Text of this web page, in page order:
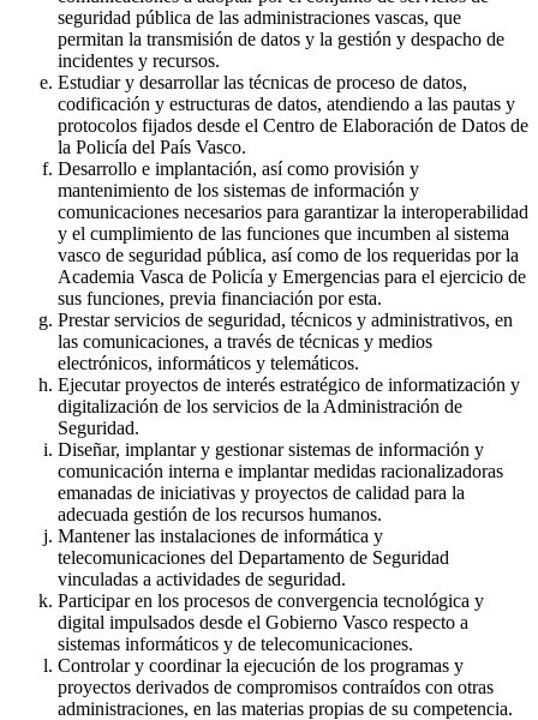
seguridad pública de las administraciones vascas, que
permitan la transmisión de datos y la gestión y despacho de
incidentes y recursos.
Estudiar y desarrollar las técnicas de proceso de datos,
codificación y estructuras de datos, atendiendo a las pautas y
protocolos fijados desde el Centro de Elaboración de Datos de
la Policía del País Vasco.
Desarrollo e implantación, así como provisión y
mantenimiento de los sistemas de información y
comunicaciones necesarios para garantizar la interoperabilidad
y el cumplimiento de las funciones que incumben al sistema
vasco de seguridad pública, así como de los requeridas por la
Academia Vasca de Policía y Emergencias para el ejercicio de
sus funciones, previa financiación por esta.
Prestar servicios de seguridad, técnicos y administrativos, en
las comunicaciones, a través de técnicas y medios
electrónicos, informáticos y telemáticos.
Ejecutar proyectos de interés estratégico de informatización y
digitalización de los servicios de la Administración de
Seguridad.
Diseñar, implantar y gestionar sistemas de información y
comunicación interna e implantar medidas racionalizadoras
emanadas de iniciativas y proyectos de calidad para la
adecuada gestión de los recursos humanos.
Mantener las instalaciones de informática y
telecomunicaciones del Departamento de Seguridad
vinculadas a actividades de seguridad.
Participar en los procesos de convergencia tecnológica y
digital impulsados desde el Gobierno Vasco respecto a
sistemas informáticos y de telecomunicaciones.
Controlar y coordinar la ejecución de los programas y
proyectos derivados de compromisos contraídos con otras
administraciones, en las materias propias de su competencia.